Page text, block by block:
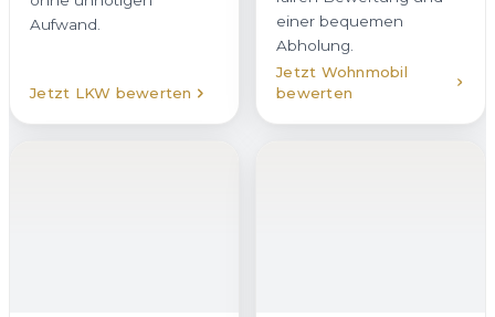
Aufwand.
Jetzt LKW bewerten
einer bequemen
Abholung.
Jetzt Wohnmobil
bewerten